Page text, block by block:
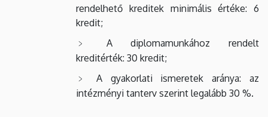
rendelhető kreditek minimális értéke: 6
kredit;
A diplomamunkához rendelt
kreditérték: 30 kredit;
A gyakorlati ismeretek aránya: az
intézményi tanterv szerint legalább 30 %.